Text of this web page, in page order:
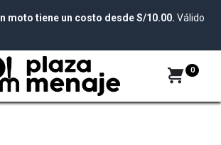
moto tiene un costo desde S/10.00. Válido
0